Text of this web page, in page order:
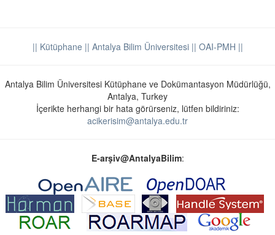
|| Kütüphane || Antalya Bilim Üniversitesi || OAI-PMH ||
Antalya Bilim Üniversitesi Kütüphane ve Dokümantasyon Müdürlüğü,
Antalya, Turkey
İçerikte herhangi bir hata görürseniz, lütfen bildiriniz:
acikerisim@antalya.edu.tr
E-arşiv@AntalyaBilim: